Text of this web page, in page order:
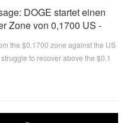
DOGE startet einen
Zone von 0,1700 US -
the $0.1700 zone against the US
to recover above the $0.1